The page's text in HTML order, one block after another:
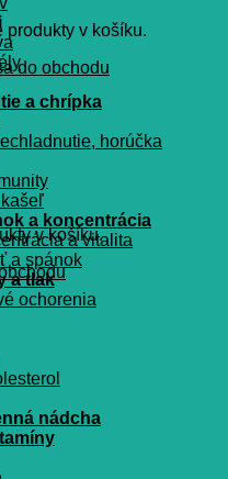
produkty v košíku.
do obchodu
v košíku.
a chrípka
horúčka
a koncentrácia
a vitalita
a spánok
a tlak
ochorenia
nádcha